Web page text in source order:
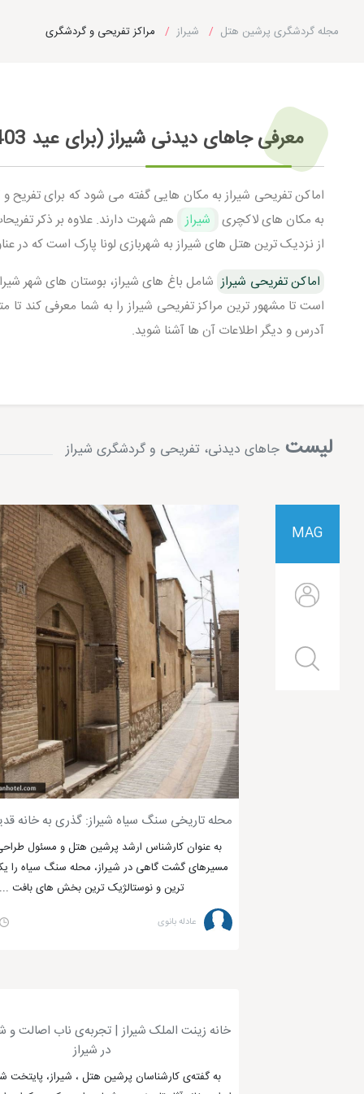
مجله گردشگری پرشین هتل شیراز مراکز تفریحی و گردشگری
معرفی جاهای دیدنی شیراز (برای عید 1403 از کدام جاهای شیراز دیدن کنیم؟)
اماکن تفریحی شیراز به مکان هایی گفته می شود که برای تفریح
به مکان های لاکچری شیراز هم شهرت دارند. علاوه بر ذکر
از نزدیک ترین هتل های شیراز به شهربازی لونا پارک است که در
اماکن تفریحی شیراز شامل باغ های شیراز، بوستان های شهر
است تا مشهور ترین مراکز تفریحی شیراز را به شما معرفی کند
آدرس و دیگر اطلاعات آن ها آشنا شوید.
شیراز یکی از زیباترین شهرهای ایران است که در فصل بهار و به
تخت جمشید
: تخت جمشید پایتخت باشکوه ایران باستان است که
پاسارگاد: پاسارگاد اولین پایتخت ایران باستان است که قدمت آن به ۲۵۰۰
حافظیه: حافظیه آرامگاه حافظ، یکی از بزرگترین شاعران
سعدیه: سعدیه آرامگاه سعدی، یکی از بزرگترین شاعران
مسجد نصیر الملک: مسجد نصیر الملک یکی از
باغ ارم: باغ ارم یکی از زیباترین باغ های ایرانی است
نارنجستان قوام: نارنجستان قوام یک عمارت تاریخی
بازار وکیل: بازار وکیل یکی از بزرگترین و قدیمی ترین
ارگ کریم خان زند: ارگ کریم خان زند یک قلعه تاریخی
حمام وکیل: حمام وکیل یک حمام تاریخی است که قدمت
شیراز در هر فصل زیبایی‌های خاص خود را به رخ گردشگران می‌کشد؛
شیراز از حافظیه، سعدیه و باغ ملی شیراز دیدن کنید. در زمستان
لیست جاهای دیدنی، تفریحی و گردشگری شیراز
MAG
محله تاریخی سنگ سیاه شیراز: گذری به خانه
به عنوان کارشناس ارشد پرشین هتل و مسئول
مسیرهای گشت گاهی در شیراز، محله سنگ سیاه را
ترین و نوستالژیک ترین بخش های بافت ...
عادله بانوی
خانه زینت الملک شیراز | تجربه‌ی ناب اصالت و
در شیراز
به گفته‌ی کارشناسان پرشین هتل ، شیراز، پایتخت